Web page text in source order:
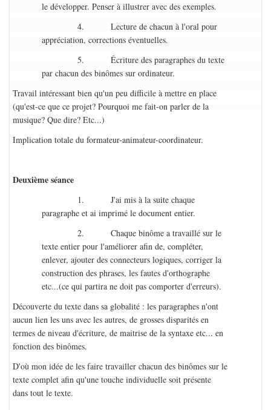
le développer. Penser à illustrer avec des exemples.
4. Lecture de chacun à l'oral pour
appréciation, corrections éventuelles.
5. Écriture des paragraphes du texte
par chacun des binômes sur ordinateur.
Travail intéressant bien qu'un peu difficile à mettre en place
(qu'est-ce que ce projet? Pourquoi me fait-on parler de la
musique? Que dire? Etc...)
Implication totale du formateur-animateur-coordinateur.
Deuxième séance
1. J'ai mis à la suite chaque
paragraphe et ai imprimé le document entier.
2. Chaque binôme a travaillé sur le
texte entier pour l'améliorer afin de, compléter,
enlever, ajouter des connecteurs logiques, corriger la
construction des phrases, les fautes d'orthographe
etc...(ce qui partira ne doit pas comporter d'erreurs).
Découverte du texte dans sa globalité : les paragraphes n'ont
aucun lien les uns avec les autres, de grosses disparités en
termes de niveau d'écriture, de maitrise de la syntaxe etc... en
fonction des binômes.
D'où mon idée de les faire travailler chacun des binômes sur le
texte complet afin qu'une touche individuelle soit présente
dans tout le texte.